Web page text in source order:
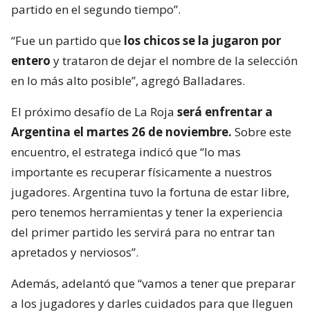
partido en el segundo tiempo”.
“Fue un partido que los chicos se la jugaron por
entero y trataron de dejar el nombre de la selección
en lo más alto posible”, agregó Balladares.
El próximo desafío de La Roja será enfrentar a
Argentina el martes 26 de noviembre. Sobre este
encuentro, el estratega indicó que “lo mas
importante es recuperar físicamente a nuestros
jugadores. Argentina tuvo la fortuna de estar libre,
pero tenemos herramientas y tener la experiencia
del primer partido les servirá para no entrar tan
apretados y nerviosos”.
Además, adelantó que “vamos a tener que preparar
a los jugadores y darles cuidados para que lleguen